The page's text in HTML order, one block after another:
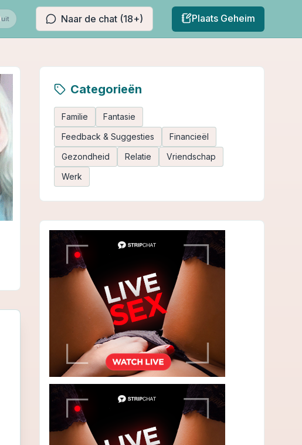
uit Naar de chat (18+) Plaats Geheim
Categorieën
Familie
Fantasie
Feedback & Suggesties
Financieël
Gezondheid
Relatie
Vriendschap
Werk